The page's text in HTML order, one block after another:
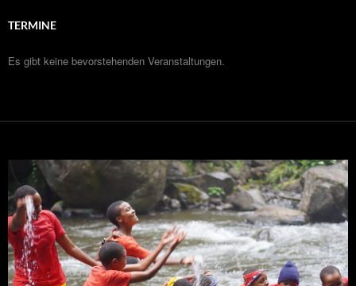
TERMINE
Es gibt keine bevorstehenden Veranstaltungen.